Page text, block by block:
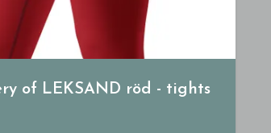
of LEKSAND röd - tights